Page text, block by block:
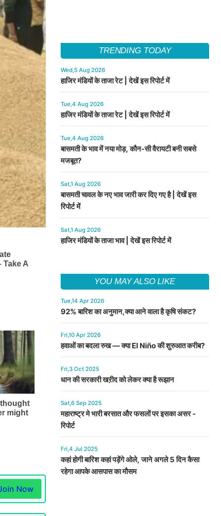
Now
TRENDING TODAY
Wed,5 Aug 2026
हाजिर मंडियों के ताजा रेट | देखें इस रिपोर्ट में
Tue,4 Aug 2026
हाजिर मंडियों के ताजा रेट | देखें इस रिपोर्ट में
Tue,4 Aug 2026
बासमती के भाव में नया मोड़, कौन-सी वैरायटी बनी सबसे
मजबूत?
Sat,1 Aug 2026
बासमती चावल के नए भाव जारी कर दिए गए है | देखें इस
रिपोर्ट में
Sat,1 Aug 2026
हाजिर मंडियों के ताजा भाव | देखें इस रिपोर्ट में
YOU MAY ALSO LIKE
Tue,14 Apr 2026
92% बारिश का अनुमान,क्या आने वाला है कृषि संकट?
Fri,10 Apr 2026
हवाओं का बदला रुख — क्या El Niño की शुरुआत करीब?
Fri,3 Oct 2025
धान की सरकारी खऱीद को लेकर क्या है रूझान
Sat,6 Sep 2025
महाराष्ट्र मे भारी बरसात और फसलों पर इसका असर -
रिपोर्ट
Fri,4 Jul 2025
कहां होगी बारिश कहां पड़ेंगे ओले, जाने अगले 5 दिन कैसा
रहेगा आपके आसपास का मौसम